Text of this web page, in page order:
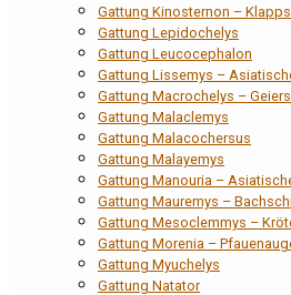
Gattung Kinosternon –
Gattung Lepidochelys
Gattung Leucocephalon
Gattung Lissemys –
Gattung Macrochelys –
Gattung Malaclemys
Gattung Malacochersus
Gattung Malayemys
Gattung Manouria –
Gattung Mauremys –
Gattung Mesoclemmys –
Gattung Morenia –
Gattung Myuchelys
Gattung Natator